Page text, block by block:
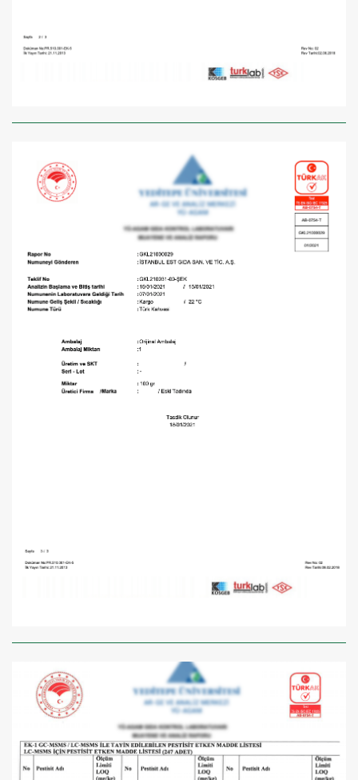
2320,00 TL
2100,00 TL
Sızma Zeytinyağı
(2025 Yeni Hasat,
Güney Ege, 5 Litre) -
AtcaNova
SEPETE EKLE